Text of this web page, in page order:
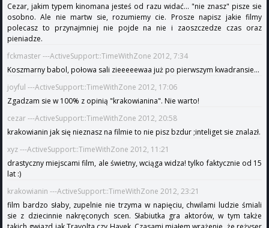
Cezar, jakim typem kinomana jesteś od razu widać... "nie znasz" pisze sie
osobno. Ale nie martw sie, rozumiemy cie. Prosze napisz jakie filmy
polecasz to przynajmniej nie pojde na nie i zaoszczedze czas oraz
pieniadze.
fckmaster ---ActiveSupport::TimeWithZone 2012, 7:34
Koszmarny babol, połowa sali zieeeeewaa już po pierwszym kwadransie...
joyful ---ActiveSupport::TimeWithZone 2012, 17:06
Zgadzam sie w 100% z opinią "krakowianina". Nie warto!
cezar ---ActiveSupport::TimeWithZone 2012, 20:58
krakowianin jak się nieznasz na filmie to nie pisz bzdur ;inteliget sie znalazł.
xyz ---ActiveSupport::TimeWithZone 2012, 11:21
drastyczny miejscami film, ale świetny, wciąga widza! tylko faktycznie od 15
lat :)
krakowianin ---ActiveSupport::TimeWithZone 2012, 23:21
film bardzo słaby, zupelnie nie trzyma w napięciu, chwilami ludzie śmiali
sie z dziecinnie nakręconych scen. Słabiutka gra aktorów, w tym także